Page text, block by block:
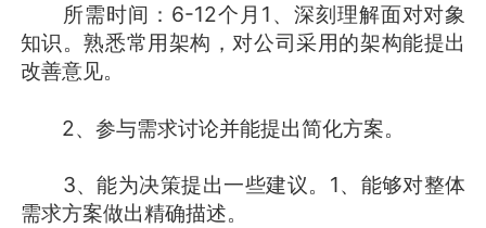
所需时间：6-12个月1、深刻理解面对对象
知识。熟悉常用架构，对公司采用的架构能提出
改善意见。
2、参与需求讨论并能提出简化方案。
3、能为决策提出一些建议。1、能够对整体
需求方案做出精确描述。